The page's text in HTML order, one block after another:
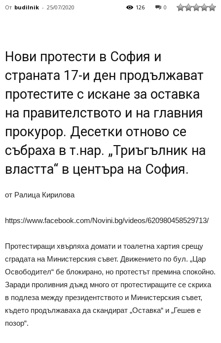
От budilnik - 25/07/2020 0
126
Нови протести в София и
страната 17-и ден продължават
протестите с искане за оставка
на правителството и на главния
прокурор. Десетки отново се
събраха в т.нар. „Триъгълник на
властта“ в центъра на София.
от Ралица Кирилова
https://www.facebook.com/Novini.bg/videos/620980458529713/
Протестиращи хвърляха домати и тоалетна хартия срещу
сградата на Министерския съвет. Движението по бул. „Цар
Освободител“ бе блокирано, но протестът премина спокойно.
Заради проливния дъжд много от протестиращите се скриха
в подлеза между президентството и Министерския съвет,
където продължаваха да скандират „Оставка“ и „Гешев е
позор“.